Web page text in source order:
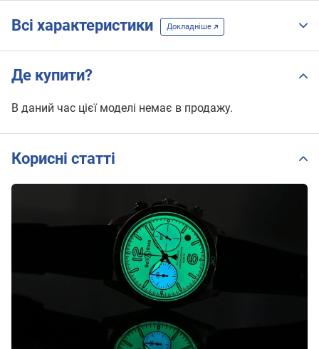
Всі характеристики Докладніше
Де купити?
В даний час цієї моделі немає в продажу.
Корисні статті